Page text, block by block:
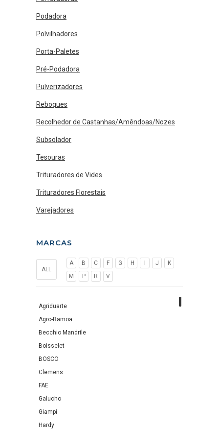
Podadora
Polvilhadores
Porta-Paletes
Pré-Podadora
Pulverizadores
Reboques
Recolhedor de Castanhas/Amêndoas/Nozes
Subsolador
Tesouras
Trituradores de Vides
Trituradores Florestais
Varejadores
MARCAS
ALL
A B C F G H J
K
M
P R V
Agriduarte
Agro-Ramoa
Becchio Mandrile
Boisselet
BOSCO
Clemens
FAE
Galucho
Giampi
Hardy